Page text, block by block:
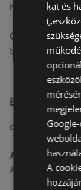
Kossuth L.U.
Coop
Soproni U. 4.,
Egyéb
CÍM
Aldi
Ágfalvi út 4/A.,
kat és
A